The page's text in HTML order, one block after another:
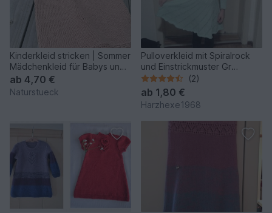
Kinderkleid stricken | Sommer
Mädchenkleid für Babys und
Kinder
ab 4,70 €
Naturstueck
Pulloverkleid mit Spiralrock
und Einstrickmuster Gr
122/128
(2)
ab 1,80 €
Harzhexe1968